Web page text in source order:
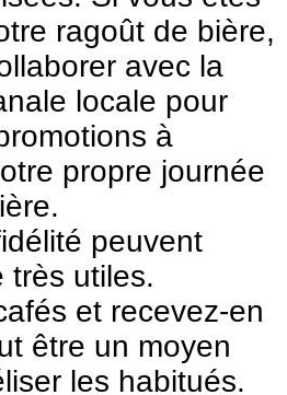
ragoût de bière,
avec la
locale pour
à
propre journée
peuvent
très utiles.
et recevez-en
être un moyen
les habitués.